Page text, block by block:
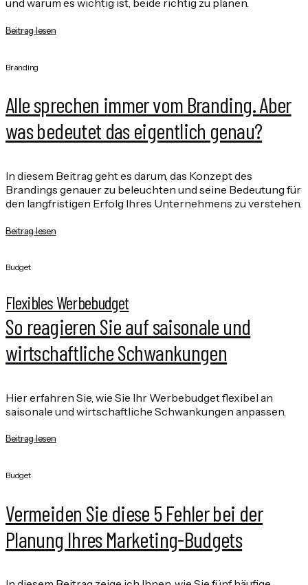
und warum es wichtig ist, beide richtig zu planen.
Beitrag lesen
Branding
Alle sprechen immer vom Branding. Aber
was bedeutet das eigentlich genau?
In diesem Beitrag geht es darum, das Konzept des
Brandings genauer zu beleuchten und seine Bedeutung für
den langfristigen Erfolg Ihres Unternehmens zu verstehen.
Beitrag lesen
Budget
Flexibles Werbebudget
So reagieren Sie auf saisonale und
wirtschaftliche Schwankungen
Hier erfahren Sie, wie Sie Ihr Werbebudget flexibel an
saisonale und wirtschaftliche Schwankungen anpassen.
Beitrag lesen
Budget
Vermeiden Sie diese 5 Fehler bei der
Planung Ihres Marketing-Budgets